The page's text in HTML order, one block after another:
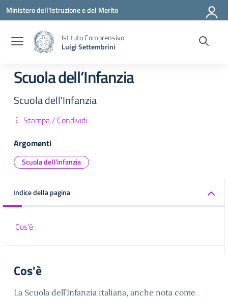
Vai ai contenuti
Vai al menu di navigazione
Vai al footer
Ministero dell'Istruzione e del Merito
Istituto Comprensivo
Luigi Settembrini
Scuola dell’Infanzia
Scuola dell'Infanzia
Stampa / Condividi
Argomenti
Scuola dell'infanzia
Indice della pagina
Cos'è
Cos'è
La Scuola dell’Infanzia italiana, anche nota come